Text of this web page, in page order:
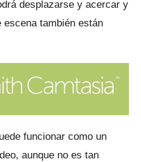
desplazarse y acercar y
también están
funcionar como un
aunque no es tan